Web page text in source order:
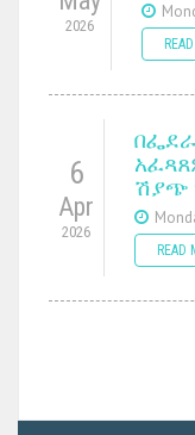
2026
6
Apr
2026
ሽያጭ
READ